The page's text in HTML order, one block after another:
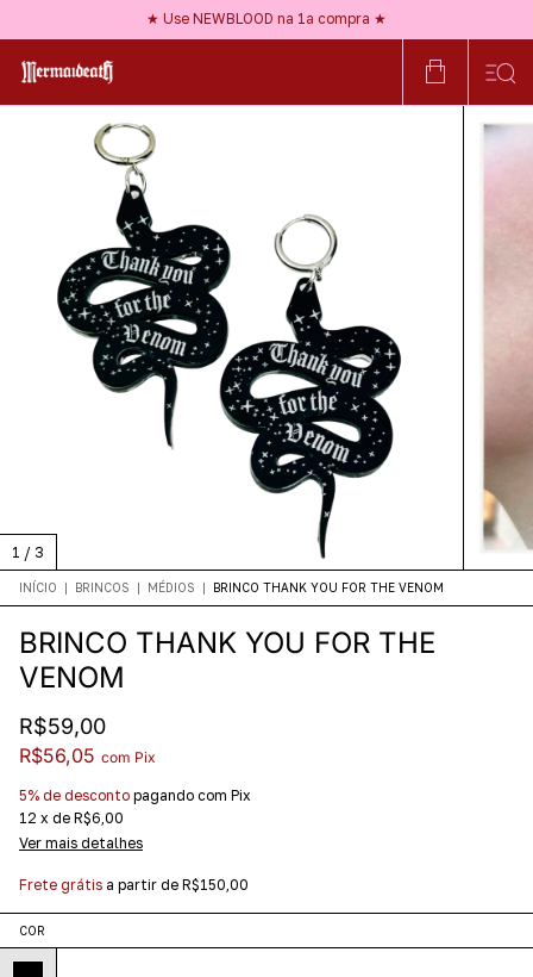
★ Use NEWBLOOD na 1ª compra ★
★ Nossos acessórios são HIPOALERGÊNICOS ★
1 / 3
INÍCIO | BRINCOS | MÉDIOS | BRINCO THANK YOU FOR THE VENOM
BRINCO THANK YOU FOR THE
VENOM
R$59,00
R$56,05 com Pix
5% de desconto pagando com Pix
12 x de R$6,00
Ver mais detalhes
Frete grátis a partir de R$150,00
COR